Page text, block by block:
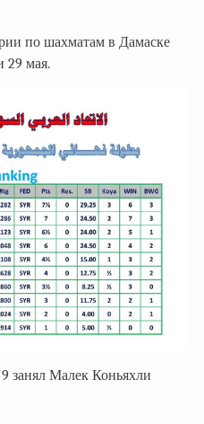
по шахматам в Дамаске
29 мая.
занял Малек Коньяхли